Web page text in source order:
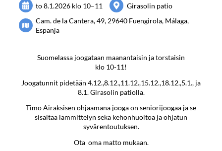
to 8.1.2026 klo 10–11
Girasolin patio
Cam. de la Cantera, 49, 29640 Fuengirola, Málaga,
Espanja
Suomelassa joogataan maanantaisin ja torstaisin
klo 10-11!
Joogatunnit pidetään 4.12.,8.12.,11.12.,15.12.,18.12.,5.1., ja
8.1. Girasolin patiolla.
Timo Airaksisen ohjaamana jooga on seniorijoogaa ja se
sisältää lämmittelyn sekä kehonhuoltoa ja ohjatun
syvärentoutuksen.
Ota oma matto mukaan.